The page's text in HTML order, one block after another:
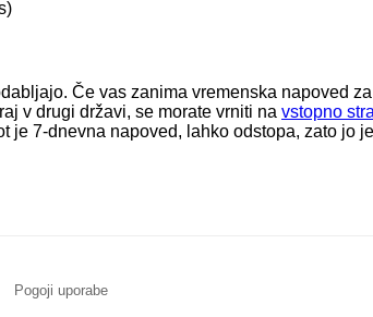
Če vas zanima vremenska napoved
v drugi državi, se morate vrniti na vstopno
je 7-dnevna napoved, lahko odstopa, zato jo
Pogoji uporabe